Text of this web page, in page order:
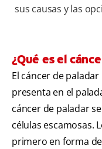
sus causas y las
¿Qué es el
El cáncer de
presenta en el
cáncer de paladar
células escamosas.
primero en forma